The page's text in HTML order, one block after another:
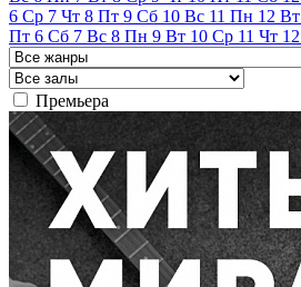
6 Ср 7 Чт 8 Пт 9 Сб 10 Вс 11 Пн 12 Вт
Пт 6 Сб 7 Вс 8 Пн 9 Вт 10 Ср 11 Чт 12
Премьера